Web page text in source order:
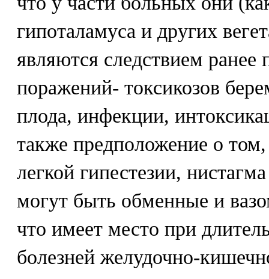
гипоталамуса и других
являются следствием ранее
поражений- токсикозов
плода, инфекции,
также предположение о
легкой гипестезии,
могут быть обменные и
что имеет место при
болезней желудочно-